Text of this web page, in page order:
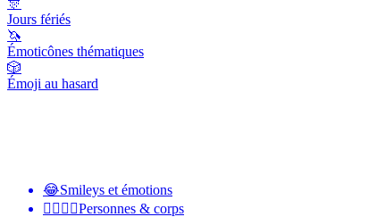
🎊
Jours fériés
🦄
Émoticônes thématiques
🎲
Émoji au hasard
😂Smileys et émotions
👩‍❤️‍💋‍👨Personnes & corps